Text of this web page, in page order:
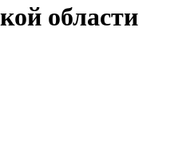
области